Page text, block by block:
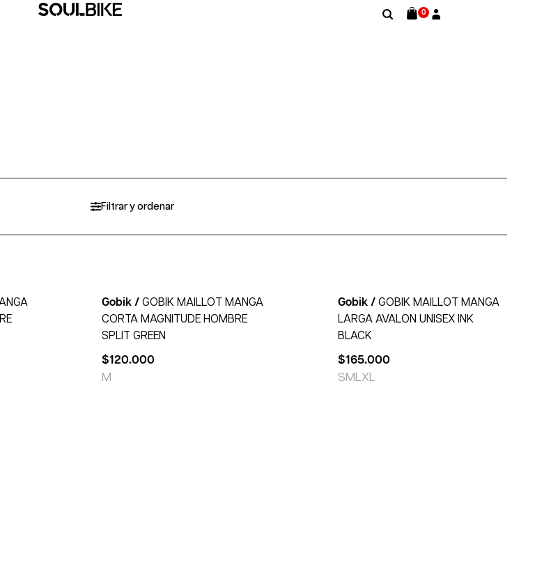
0
Filtrar y ordenar
Gobik / GOBIK MAILLOT MANGA
CORTA MAGNITUDE HOMBRE
SPLIT GREEN
$120.000
M
Gobik / GOBIK MAILLOT MANGA
LARGA AVALON UNISEX INK
BLACK
$165.000
SM LXL